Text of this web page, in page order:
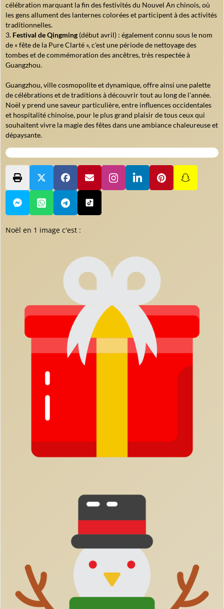
célébration marquant la fin des festivités du Nouvel An chinois, où
les gens allument des lanternes colorées et participent à des activités
traditionnelles.
Festival de Qingming (début avril) : également connu sous le nom
de « fête de la Pure Clarté », c'est une période de nettoyage des
tombes et de commémoration des ancêtres, très respectée à
Guangzhou.
Guangzhou, ville cosmopolite et dynamique, offre ainsi une palette
de célébrations et de traditions à découvrir tout au long de l'année.
Noël y prend une saveur particulière, entre influences occidentales
et hospitalité chinoise, pour le plus grand plaisir de tous ceux qui
souhaitent vivre la magie des fêtes dans une ambiance chaleureuse et
dépaysante.
Noël en 1 image c'est :